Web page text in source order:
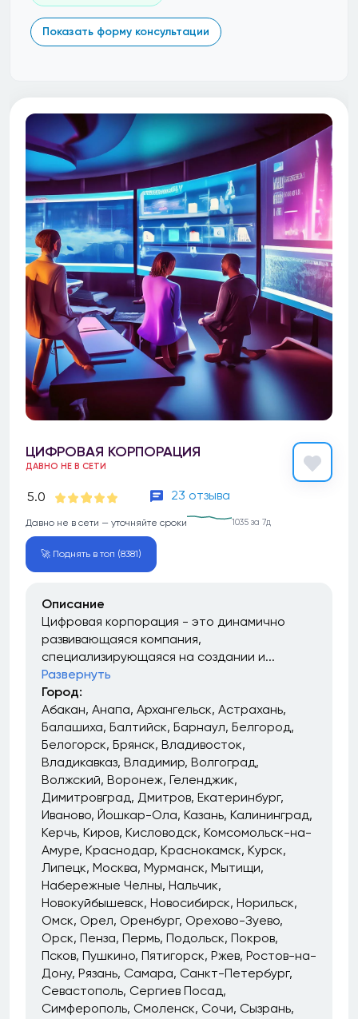
Показать форму консультации
ЦИФРОВАЯ КОРПОРАЦИЯ
ДАВНО НЕ В СЕТИ
5.0 23 отзыва
Давно не в сети — уточняйте сроки 1035 за 7д
🚀 Поднять в топ (8381)
Описание
Цифровая корпорация - это динамично
развивающаяся компания,
специализирующаяся на создании и...
Развернуть
Город:
Абакан Анапа Архангельск Астрахань
Балашиха Балтийск Барнаул Белгород
Белогорск Брянск Владивосток
Владикавказ Владимир Волгоград
Волжский Воронеж Геленджик
Димитровград Дмитров Екатеринбург
Иваново Йошкар-Ола Казань Калининград
Керчь Киров Кисловодск Комсомольск-на-
Амуре Краснодар Краснокамск Курск
Липецк Москва Мурманск Мытищи
Набережные Челны Нальчик
Новокуйбышевск Новосибирск Норильск
Омск Орел Оренбург Орехово-Зуево
Орск Пенза Пермь Подольск Покров
Псков Пушкино Пятигорск Ржев Ростов-на-
Дону Рязань Самара Санкт-Петербург
Севастополь Сергиев Посад
Симферополь Смоленск Сочи Сызрань